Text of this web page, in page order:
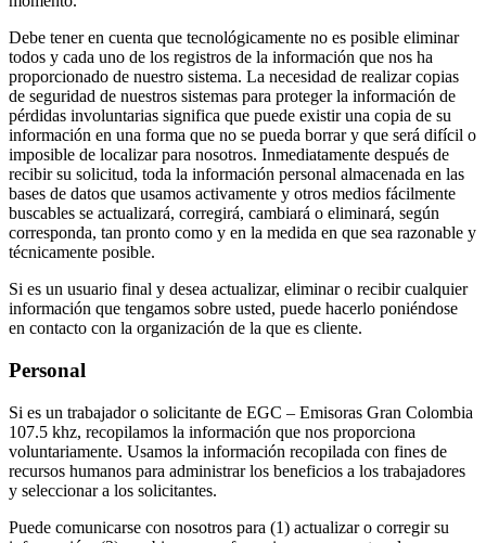
Debe tener en cuenta que tecnológicamente no es posible eliminar
todos y cada uno de los registros de la información que nos ha
proporcionado de nuestro sistema. La necesidad de realizar copias
de seguridad de nuestros sistemas para proteger la información de
pérdidas involuntarias significa que puede existir una copia de su
información en una forma que no se pueda borrar y que será difícil o
imposible de localizar para nosotros. Inmediatamente después de
recibir su solicitud, toda la información personal almacenada en las
bases de datos que usamos activamente y otros medios fácilmente
buscables se actualizará, corregirá, cambiará o eliminará, según
corresponda, tan pronto como y en la medida en que sea razonable y
técnicamente posible.
Si es un usuario final y desea actualizar, eliminar o recibir cualquier
información que tengamos sobre usted, puede hacerlo poniéndose
en contacto con la organización de la que es cliente.
Personal
Si es un trabajador o solicitante de EGC – Emisoras Gran Colombia
107.5 khz, recopilamos la información que nos proporciona
voluntariamente. Usamos la información recopilada con fines de
recursos humanos para administrar los beneficios a los trabajadores
y seleccionar a los solicitantes.
Puede comunicarse con nosotros para (1) actualizar o corregir su